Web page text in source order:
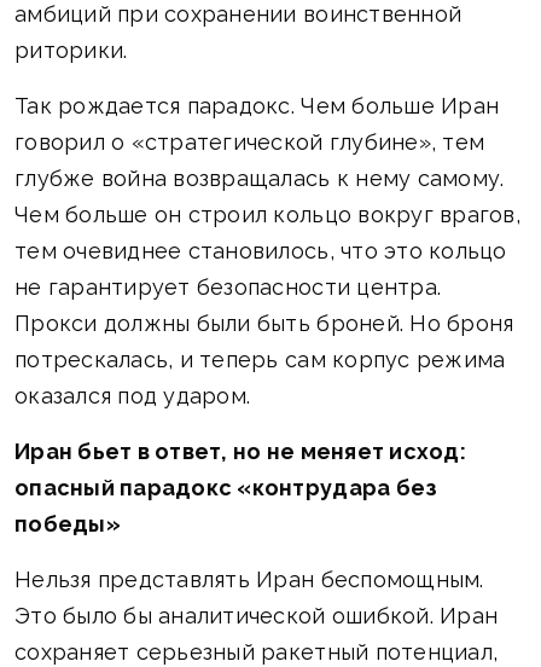
амбиций при сохранении воинственной
риторики.
Так рождается парадокс. Чем больше Иран
говорил о «стратегической глубине», тем
глубже война возвращалась к нему самому.
Чем больше он строил кольцо вокруг врагов,
тем очевиднее становилось, что это кольцо
не гарантирует безопасности центра.
Прокси должны были быть броней. Но броня
потрескалась, и теперь сам корпус режима
оказался под ударом.
Иран бьет в ответ, но не меняет исход:
опасный парадокс «контрудара без
победы»
Нельзя представлять Иран беспомощным.
Это было бы аналитической ошибкой. Иран
сохраняет серьезный ракетный потенциал,